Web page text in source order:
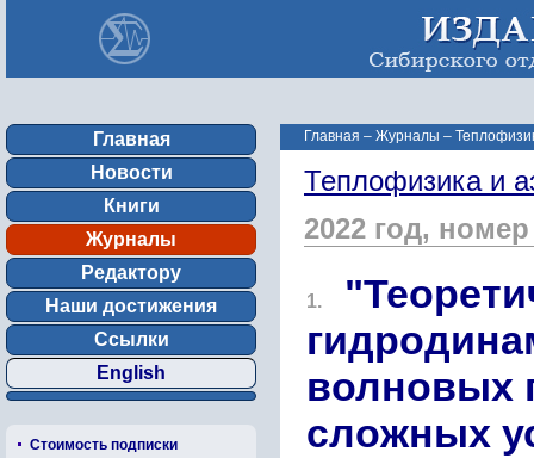
Главная
Новости
Книги
Журналы
Редактору
Наши достижения
Ссылки
English
Стоимость подписки
Главная – Журналы –
Теплофизика и
2022 год,
1.
волновых
сложных